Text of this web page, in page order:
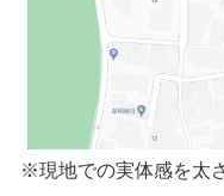
※現地での実体感を太